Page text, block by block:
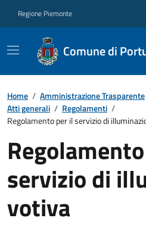
Regione Piemonte
Comune di
Home / Amministrazione Trasparente
Atti generali / Regolamenti /
Regolamento per il servizio di
servizio di
votiva